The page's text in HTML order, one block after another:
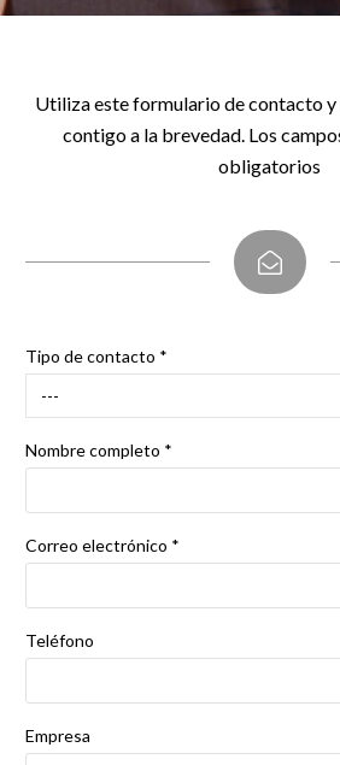
Utiliza este formulario de contacto y
contigo a la brevedad. Los
obligatorios
Tipo de contacto *
Nombre completo *
Correo electrónico *
Teléfono
Empresa